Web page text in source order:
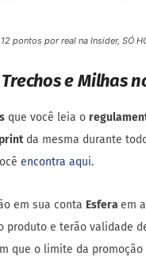
pontos por real na Insider, SÓ
e Milhas
que você leia o
da mesma durante
encontra aqui.
em sua conta Esferaem
produto e terão validade
que o limite da promoção